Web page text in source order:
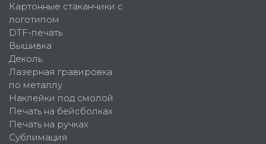
Картонные стаканчики с
логотипом
DTF-печать
Вышивка
Деколь
Лазерная гравировка
по металлу
Наклейки под смолой
Печать на бейсболках
Печать на ручках
Сублимация